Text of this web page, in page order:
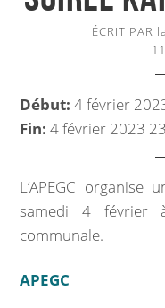
Histoire de
Le Conseil
Marchés publics
Intercommunalité
VIE COMMUNALE
ÉCRIT PAR
Début: 4 février
Fin: 4 février 2023
L’APEGC organise
samedi 4
communale.
APEGC